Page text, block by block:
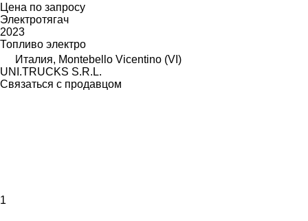
Цена по запросу
Электротягач
2023
Топливо электро
Италия, Montebello Vicentino (VI)
UNI.TRUCKS S.R.L.
Связаться с продавцом
1